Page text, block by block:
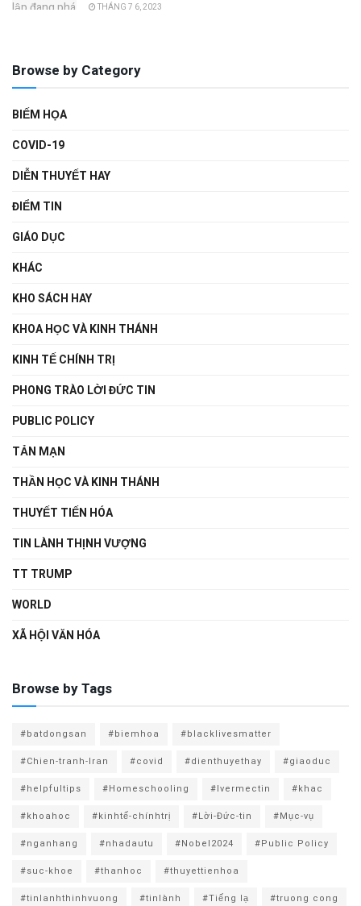
THÁNG 7 6, 2023
Browse by Category
BIẾM HỌA
COVID-19
DIỄN THUYẾT HAY
ĐIỂM TIN
GIÁO DỤC
KHÁC
KHO SÁCH HAY
KHOA HỌC VÀ KINH THÁNH
KINH TẾ CHÍNH TRỊ
PHONG TRÀO LỜI ĐỨC TIN
PUBLIC POLICY
TẢN MẠN
THẦN HỌC VÀ KINH THÁNH
THUYẾT TIẾN HÓA
TIN LÀNH THỊNH VƯỢNG
TT TRUMP
WORLD
XÃ HỘI VĂN HÓA
Browse by Tags
#batdongsan #biemhoa
#blacklivesmatter
#Chien-tranh-Iran
#covid #dienthuyethay
#giaoduc
#helpfultips
#Homeschooling #Ivermectin
#khac
#khoahoc
#kinhtế-chínhtrị #Lời-Đức-tin
#Mục-vụ
#nganhang
#nhadautu #Nobel2024
#Public Policy
#suc-khoe
#thanhoc
#thuyettienhoa
#tinlanhthinhvuong
#tinlành #Tiếng lạ
#truong cong